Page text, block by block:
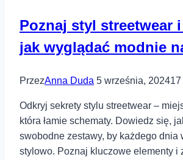
roku?
Poznaj styl streetwear
jak wyglądać modnie
PrzezAnna Duda 5 września, 2024
Odkryj sekrety stylu streetwear –
która łamie schematy. Dowiedz się,
swobodne zestawy, by każdego dnia
stylowo. Poznaj kluczowe elementy i